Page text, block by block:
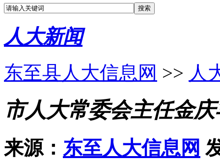
人大新闻
东至县人大信息网 >> 人
市人大常委会主任金
来源： 东至人大信息网